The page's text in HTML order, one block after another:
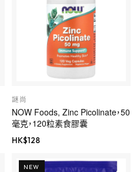
謎尚
NOW Foods, Zinc Picolinate，50
毫克，120粒素食膠囊
HK$128
NEW